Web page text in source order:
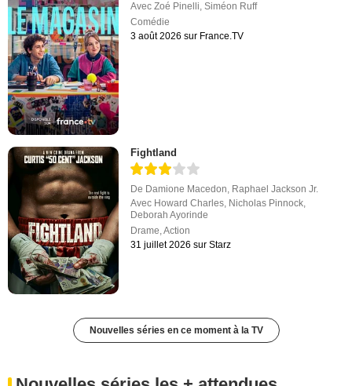
AvecZoé Pinelli,Siméon Ruff
Comédie
3 août 2026 sur France.TV
Fightland
De Damione Macedon Raphael Jackson Jr.
Avec Howard Charles Nicholas Pinnock
Deborah Ayorinde
Drame ,Action
31 juillet 2026 sur Starz
Nouvelles séries en ce moment à la TV